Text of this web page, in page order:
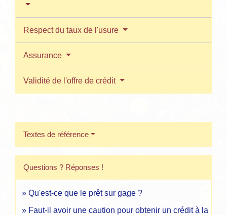
Respect du taux de l'usure
Assurance
Validité de l'offre de crédit
Textes de référence
Questions ? Réponses !
Qu'est-ce que le prêt sur gage ?
Faut-il avoir une caution pour obtenir un crédit à la